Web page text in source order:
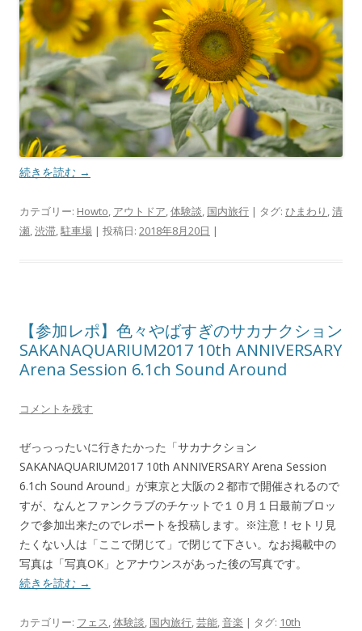
続きを読む →
カテゴリー: Howto, アウトドア,体験談, 国内旅行 | タグ: ひまわり ,清
瀬,渋滞,駐車場 | 投稿日: 2018年8月20日 |
【参加レポ】色々やばすぎのサカナクション
SAKANAQUARIUM2017 10th ANNIVERSARY
Arena Session 6.1ch Sound Around
コメントを残す
ぜっっったいに行きたかった「サカナクション
SAKANAQUARIUM2017 10th ANNIVERSARY Arena Session
6.1ch Sound Around」が東京と大阪の２都市で開催されるので
すが、なんとファンクラブのチケットで１０月１日最前ブロッ
クで参加出来たのでレポートを投稿します。※注意！セトリ見
たくない人は「ここで閉じて」で閉じて下さい。なお掲載中の
写真は「写真OK」とアナウンスがあった後の写真です。
続きを読む →
カテゴリー: フェス,体験談, 国内旅行,芸能,音楽 | タグ: 10th